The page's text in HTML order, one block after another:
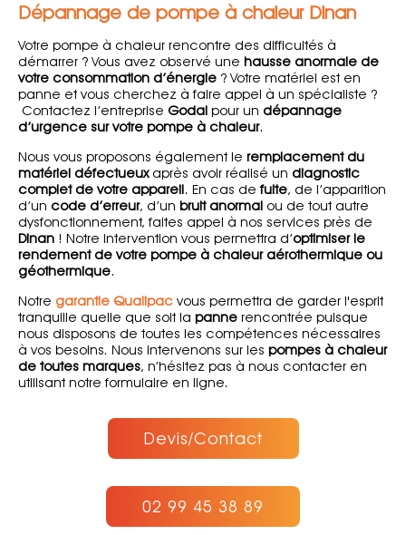
Dépannage de pompe à chaleur Dinan
Votre pompe à chaleur rencontre des difficultés à
démarrer ? Vous avez observé une hausse anormale de
votre consommation d’énergie ? Votre matériel est en
panne et vous cherchez à faire appel à un spécialiste ?
Contactez l’entreprise Godal pour un dépannage
d’urgence sur votre pompe à chaleur.
Nous vous proposons également le remplacement du
matériel défectueuxaprès avoir réalisé un diagnostic
complet de votre appareil. En cas defuite, de l’apparition
d’un code d’erreur, d’un bruit anormal ou de tout autre
dysfonctionnement, faites appel à nos services près de
Dinan ! Notre intervention vous permettra d’optimiser le
rendement de votre pompe à chaleur aérothermique ou
géothermique.
Notre garantie Qualipac vous permettra de garder l'esprit
tranquille quelle que soit la panne rencontrée puisque
nous disposons de toutes les compétences nécessaires
à vos besoins. Nous intervenons sur les pompes à chaleur
de toutes marques, n’hésitez pas à nous contacter en
utilisant notre formulaire en ligne.
Devis/Contact
02 99 45 38 89